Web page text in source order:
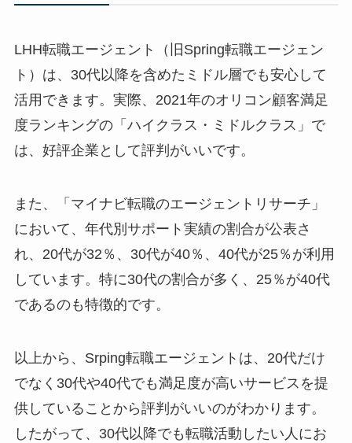
LHH転職エージェント（旧Spring転職エージェン
ト）は、30代以降を含めたミドル層でも安心して
活用できます。実際、2021年のオリコン顧客満足
度ランキングの「ハイクラス・ミドルクラス」で
は、好評企業として評判がいいです。
また、「マイナビ転職のエージェントリサーチ」
において、年代別サポート実績の割合が公表さ
れ、20代が32％、30代が40％、40代が25％が利用
しています。特に30代の割合が多く、25％が40代
であるのも特徴的です。
以上から、Srping転職エージェントは、20代だけ
でなく30代や40代でも満足度が高いサービスを提
供していることから評判がいいのがわかります。
したがって、30代以降でも転職活動したい人にお